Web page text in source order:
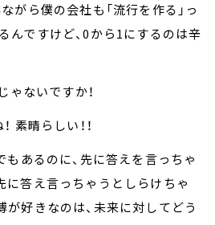
がら僕の会社も「流行を作る」っ
んですけど、0から1にするのは辛
ゃないですか！
素晴らしい！！
もあるのに、先に答えを言っちゃ
に答え言っちゃうとしらけちゃ
が好きなのは、未来に対してどう